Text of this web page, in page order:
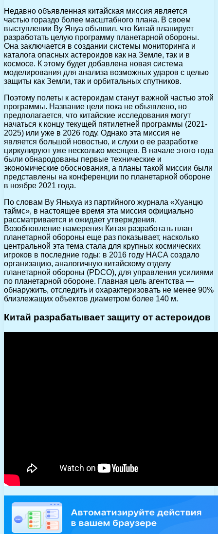
Недавно объявленная китайская миссия является
частью гораздо более масштабного плана. В своем
выступлении Ву Януа объявил, что Китай планирует
разработать целую программу планетарной обороны.
Она заключается в создании системы мониторинга и
каталога опасных астероидов как на Земле, так и в
космосе. К этому будет добавлена новая система
моделирования для анализа возможных ударов с целью
защиты как Земли, так и орбитальных спутников.
Поэтому полеты к астероидам станут важной частью этой
программы. Название цели пока не объявлено, но
предполагается, что китайские исследования могут
начаться к концу текущей пятилетней программы (2021-
2025) или уже в 2026 году. Однако эта миссия не
является большой новостью, и слухи о ее разработке
циркулируют уже несколько месяцев. В начале этого года
были обнародованы первые технические и
экономические обоснования, а планы такой миссии были
представлены на конференции по планетарной обороне
в ноябре 2021 года.
По словам Ву Яньхуа из партийного журнала «Хуанцю
таймс», в настоящее время эта миссия официально
рассматривается и ожидает утверждения.
Возобновление намерения Китая разработать план
планетарной обороны еще раз показывает, насколько
центральной эта тема стала для крупных космических
игроков в последние годы: в 2016 году НАСА создало
организацию, аналогичную китайскому отделу
планетарной обороны (PDCO), для управления усилиями
по планетарной обороне. Главная цель агентства —
обнаружить, отследить и охарактеризовать не менее 90%
близлежащих объектов диаметром более 140 м.
Китай разрабатывает защиту от астероидов